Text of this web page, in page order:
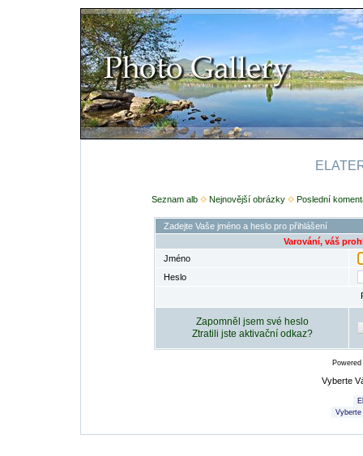
Seznam alb Nejnovější obrázky Poslední
Zadejte Vaše jméno a heslo pro přihlášení
Varování, váš
Jméno
Heslo
Zapomněl jsem své heslo
Ztratili jste aktivační odkaz?
Vyberte